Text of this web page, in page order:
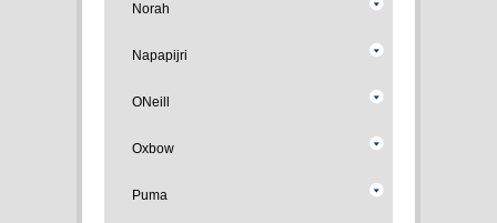
Norah
Napapijri
ONeill
Oxbow
Puma